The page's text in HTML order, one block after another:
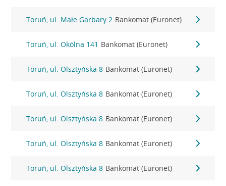
Toruń, ul. Małe Garbary 2 Bankomat (Euronet)
Toruń, ul. Okólna 141 Bankomat (Euronet)
Toruń, ul. Olsztyńska 8 Bankomat (Euronet)
Toruń, ul. Olsztyńska 8 Bankomat (Euronet)
Toruń, ul. Olsztyńska 8 Bankomat (Euronet)
Toruń, ul. Olsztyńska 8 Bankomat (Euronet)
Toruń, ul. Olsztyńska 8 Bankomat (Euronet)